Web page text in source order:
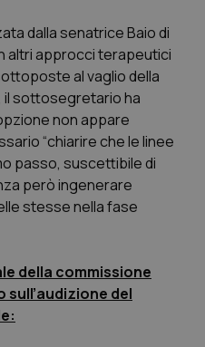
di Trento
Ulcerosa
neurodegenerative
dalla senatrice Baio di
altri approcci terapeutici
al vaglio della
sottosegretario ha
non appare
“chiarire che le linee
passo, suscettibile di
però ingenerare
stesse nella fase
della commissione
sull’audizione del